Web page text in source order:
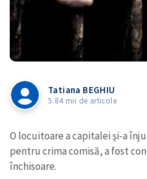
Tatiana BEGHIU
5.84 mii de articole
O locuitoare a capitalei şi-a
pentru crima comisă, a fost
închisoare.